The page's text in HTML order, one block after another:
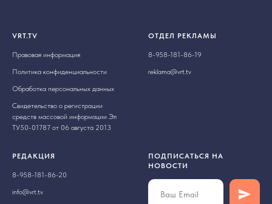
VRT.TV
Правовая информация
Политика конфиденциальности
Обработка персональных данных
Свидетельство о регистрации
средств массовой информации Эл
ТУ50-01787 от 06 августа 2013
ОТДЕЛ РЕКЛАМЫ
8-958-181-86-19
reklama@vrt.tv
РЕДАКЦИЯ
8-958-181-86-20
info@vrt.tv
ПОДПИСАТЬСЯ НА
НОВОСТИ